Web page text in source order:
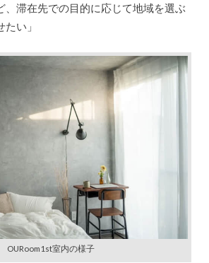
、滞在先での目的に応じて地域を選ぶ
い」
OURoom1st室内の様子